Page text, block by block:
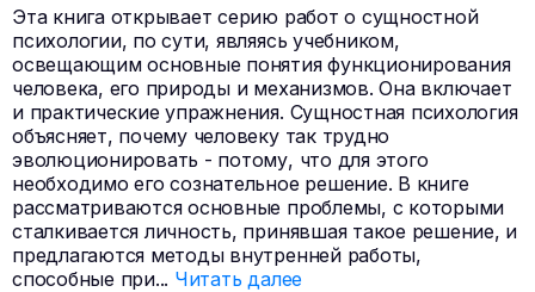
Эта книга открывает серию работ о сущностной
психологии, по сути, являясь учебником,
освещающим основные понятия функционирования
человека, его природы и механизмов. Она включает
и практические упражнения. Сущностная психология
объясняет, почему человеку так трудно
эволюционировать - потому, что для этого
необходимо его сознательное решение. В книге
рассматриваются основные проблемы, с которыми
сталкивается личность, принявшая такое решение, и
предлагаются методы внутренней работы,
способные при... Читать далее